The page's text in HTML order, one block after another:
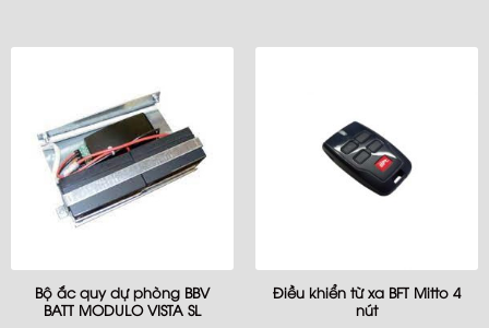
Bộ ắc quy dự phòng BBV
BATT MODULO VISTA SL
Điều khiển từ xa BFT Mitto 4
nút